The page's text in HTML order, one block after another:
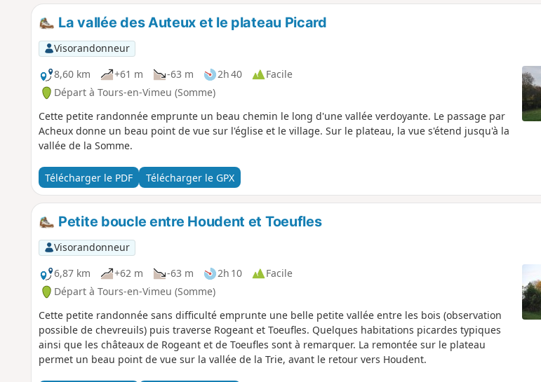
La vallée des Auteux et le plateau Picard
Visorandonneur
8,60 km
+61 m -63 m 2h 40
Facile
Départ à Tours-en-Vimeu (Somme)
Cette petite randonnée emprunte un beau chemin le long d'une vallée verdoyante. Le passage par
Acheux donne un beau point de vue sur l'église et le village. Sur le plateau, la vue s'étend jusqu'à la
vallée de la Somme.
Télécharger le PDF Télécharger le GPX
Petite boucle entre Houdent et Toeufles
Visorandonneur
6,87 km
+62 m -63 m 2h 10
Facile
Départ à Tours-en-Vimeu (Somme)
Cette petite randonnée sans difficulté emprunte une belle petite vallée entre les bois (observation
possible de chevreuils) puis traverse Rogeant et Toeufles. Quelques habitations picardes typiques
ainsi que les châteaux de Rogeant et de Toeufles sont à remarquer. La remontée sur le plateau
permet un beau point de vue sur la vallée de la Trie, avant le retour vers Houdent.